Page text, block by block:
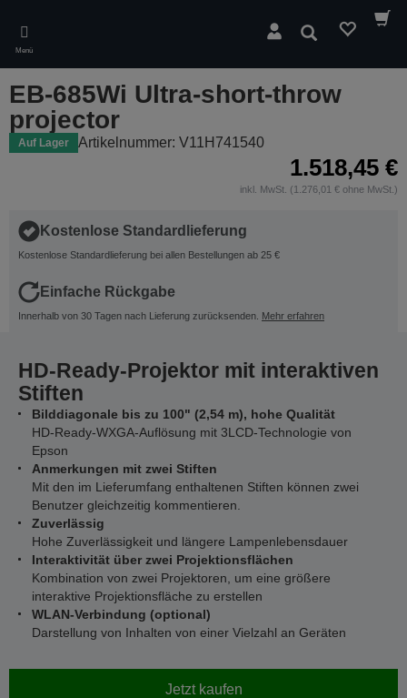
main
content
Menü
Suchen
EB-685Wi Ultra-short-throw
projector
Auf Lager Artikelnummer: V11H741540
1.518,45 €
inkl. MwSt. (1.276,01 € ohne MwSt.)
Kostenlose Standardlieferung
Kostenlose Standardlieferung bei allen Bestellungen ab 25 €
Einfache Rückgabe
Innerhalb von 30 Tagen nach Lieferung zurücksenden. Mehr erfahren
HD-Ready-Projektor mit interaktiven
Stiften
Bilddiagonale bis zu 100" (2,54 m), hohe Qualität
HD-Ready-WXGA-Auflösung mit 3LCD-Technologie von
Epson
Anmerkungen mit zwei Stiften
Mit den im Lieferumfang enthaltenen Stiften können zwei
Benutzer gleichzeitig kommentieren.
Zuverlässig
Hohe Zuverlässigkeit und längere Lampenlebensdauer
Interaktivität über zwei Projektionsflächen
Kombination von zwei Projektoren, um eine größere
interaktive Projektionsfläche zu erstellen
WLAN-Verbindung (optional)
Darstellung von Inhalten von einer Vielzahl an Geräten
Jetzt kaufen